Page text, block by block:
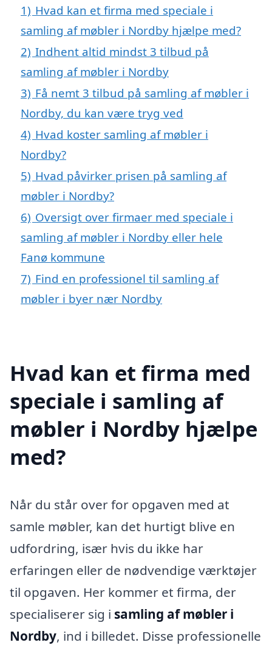
1) Hvad kan et firma med speciale i
samling af møbler i Nordby hjælpe med?
2) Indhent altid mindst 3 tilbud på
samling af møbler i Nordby
3) Få nemt 3 tilbud på samling af møbler i
Nordby, du kan være tryg ved
4) Hvad koster samling af møbler i
Nordby?
5) Hvad påvirker prisen på samling af
møbler i Nordby?
6) Oversigt over firmaer med speciale i
samling af møbler i Nordby eller hele
Fanø kommune
7) Find en professionel til samling af
møbler i byer nær Nordby
Hvad kan et firma med
speciale i samling af
møbler i Nordby hjælpe
med?
Når du står over for opgaven med at
samle møbler, kan det hurtigt blive en
udfordring, især hvis du ikke har
erfaringen eller de nødvendige værktøjer
til opgaven. Her kommer et firma, der
specialiserer sig i samling af møbler i
Nordby, ind i billedet. Disse professionelle